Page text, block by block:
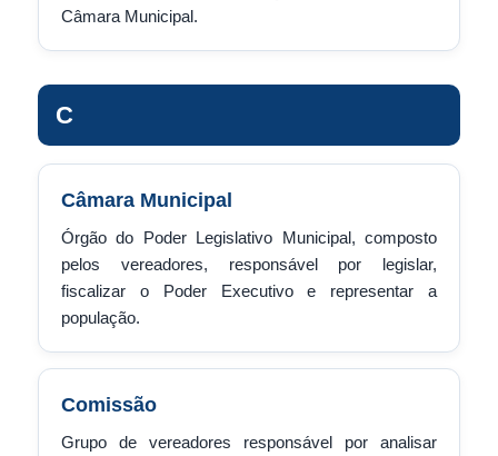
Câmara Municipal.
C
Câmara Municipal
Órgão do Poder Legislativo Municipal, composto
pelos vereadores, responsável por legislar,
fiscalizar o Poder Executivo e representar a
população.
Comissão
Grupo de vereadores responsável por analisar